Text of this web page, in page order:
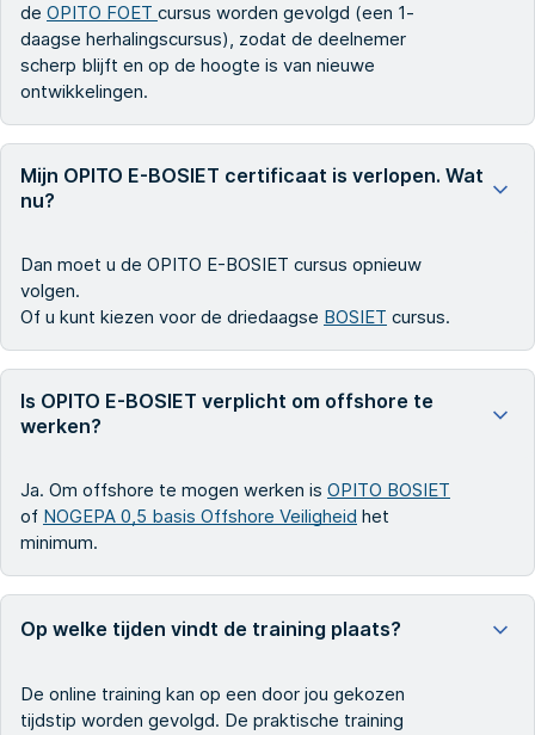
de OPITO FOET cursus worden gevolgd (een 1-
daagse herhalingscursus), zodat de deelnemer
scherp blijft en op de hoogte is van nieuwe
ontwikkelingen.
Mijn OPITO E-BOSIET certificaat is verlopen. Wat
nu?
Dan moet u de OPITO E-BOSIET cursus opnieuw
volgen.
Of u kunt kiezen voor de driedaagse BOSIET cursus.
Is OPITO E-BOSIET verplicht om offshore te
werken?
Ja. Om offshore te mogen werken is OPITO BOSIET
of NOGEPA 0,5 basis Offshore Veiligheid het
minimum.
Op welke tijden vindt de training plaats?
De online training kan op een door jou gekozen
tijdstip worden gevolgd. De praktische training